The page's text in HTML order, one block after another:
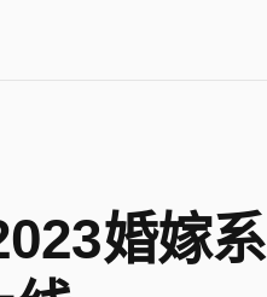
婚嫁系